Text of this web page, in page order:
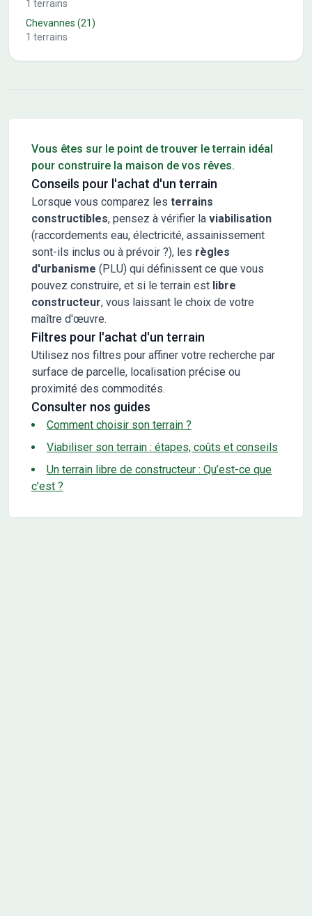
1 terrains
Chevannes (21)
1 terrains
Vous êtes sur le point de trouver le terrain idéal
pour construire la maison de vos rêves.
Conseils pour l'achat d'un terrain
Lorsque vous comparez les terrains
constructibles, pensez à vérifier la viabilisation
(raccordements eau, électricité, assainissement
sont-ils inclus ou à prévoir ?), les règles
d'urbanisme (PLU) qui définissent ce que vous
pouvez construire, et si le terrain est libre
constructeur, vous laissant le choix de votre
maître d'œuvre.
Filtres pour l'achat d'un terrain
Utilisez nos filtres pour affiner votre recherche par
surface de parcelle, localisation précise ou
proximité des commodités.
Consulter nos guides
Comment choisir son terrain ?
Viabiliser son terrain : étapes, coûts et conseils
Un terrain libre de constructeur : Qu’est-ce que
c’est ?